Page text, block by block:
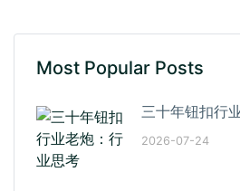
Most Popular Posts
三十年钮扣行
2026-07-24